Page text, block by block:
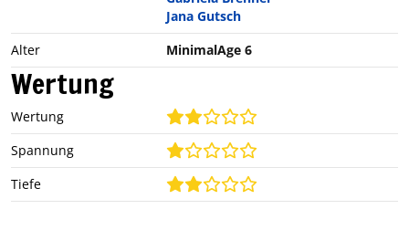
Jana Gutsch
Alter
MinimalAge 6
Wertung
Wertung
Spannung
Tiefe